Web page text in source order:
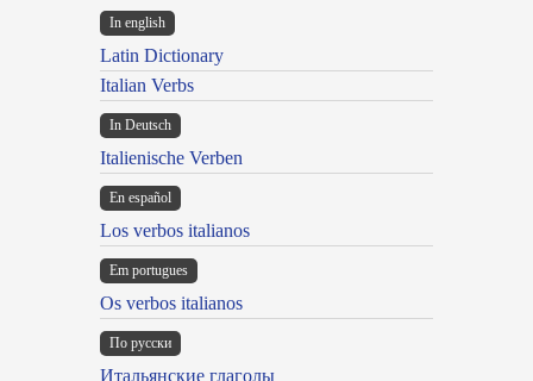
In english
Latin Dictionary
Italian Verbs
In Deutsch
Italienische Verben
En español
Los verbos italianos
Em portugues
Os verbos italianos
По русски
Итальянские глаголы